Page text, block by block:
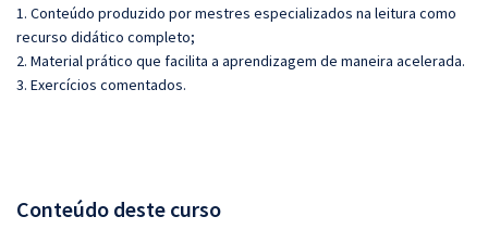
1. Conteúdo produzido por mestres especializados na leitura como
recurso didático completo;
2. Material prático que facilita a aprendizagem de maneira acelerada.
3. Exercícios comentados.
Conteúdo deste curso